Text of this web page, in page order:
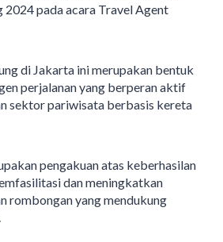
2024 pada acara Travel Agent
di Jakarta ini merupakan bentuk
perjalanan yang berperan aktif
sektor pariwisata berbasis kereta
pengakuan atas keberhasilan
dan meningkatkan
rombongan yang mendukung